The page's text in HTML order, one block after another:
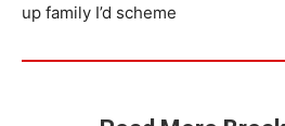
up family I’d scheme